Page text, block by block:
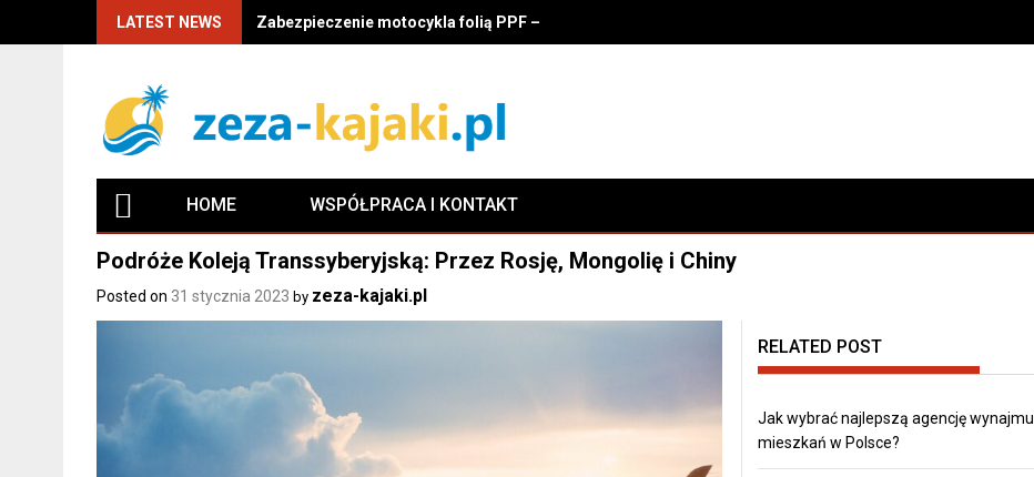
LATEST NEWS Zabezpieczenie motocykla folią PPF – zalety, właściwości i koszty oklejania
HOME WSPÓŁPRACA I KONTAKT
Podróże Koleją Transsyberyjską: Przez Rosję, Mongolię i Chiny
Posted on 31 stycznia 2023 by zeza-kajaki.pl
RELATED POST
Jak wybrać najlepszą agencję wynajmu
mieszkań w Polsce?